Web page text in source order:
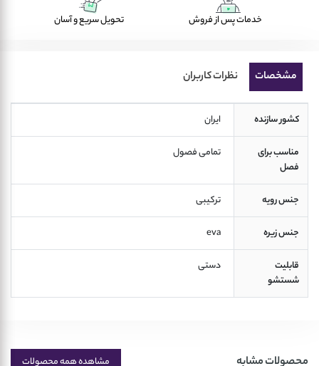
خدمات پس از فروش تحویل سریع و آسان
مشخصات نظرات کاربران
کشور سازنده
مناسب برای
فصل
جنس رویه
جنس زیره
قابلیت
شستشو
محصولات مشابه مشاهده همه محصولات